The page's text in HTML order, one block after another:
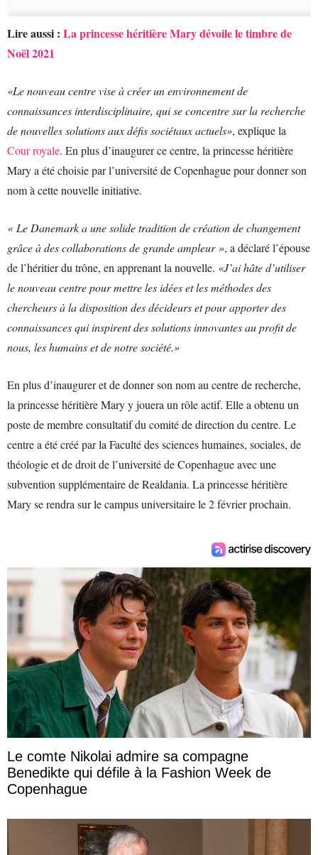
Lire aussi : La princesse héritière Mary dévoile le timbre de
Noël 2021
«Le nouveau centre vise à créer un environnement de
connaissances interdisciplinaire, qui se concentre sur la recherche
de nouvelles solutions aux défis sociétaux actuels», explique la
Cour royale. En plus d’inaugurer ce centre, la princesse héritière
Mary a été choisie par l’université de Copenhague pour donner son
nom à cette nouvelle initiative.
« Le Danemark a une solide tradition de création de changement
grâce à des collaborations de grande ampleur », a déclaré l’épouse
de l’héritier du trône, en apprenant la nouvelle. «J’ai hâte d’utiliser
le nouveau centre pour mettre les idées et les méthodes des
chercheurs à la disposition des décideurs et pour apporter des
connaissances qui inspirent des solutions innovantes au profit de
nous, les humains et de notre société.»
En plus d’inaugurer et de donner son nom au centre de recherche,
la princesse héritière Mary y jouera un rôle actif. Elle a obtenu un
poste de membre consultatif du comité de direction du centre. Le
centre a été créé par la Faculté des sciences humaines, sociales, de
théologie et de droit de l’université de Copenhague avec une
subvention supplémentaire de Realdania. La princesse héritière
Mary se rendra sur le campus universitaire le 2 février prochain.
Le comte Nikolai admire sa compagne
Benedikte qui défile à la Fashion Week de
Copenhague